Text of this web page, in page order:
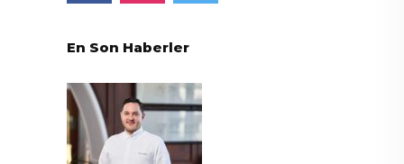
En Son Haberler